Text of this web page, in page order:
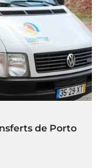
de Porto